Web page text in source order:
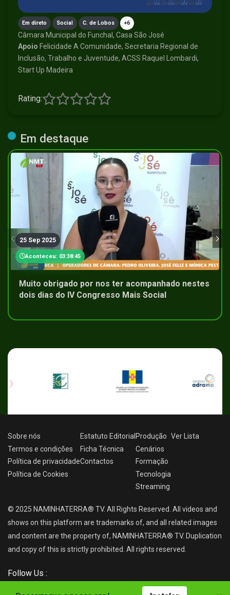
Em direto Social C. de Lobos +6
Câmara Municipal do Funchal, Casa São José
Apoio Felicidade A Comunidade, Secretaria Regional de
Inclusão, Trabalho e Juventude, ACSS Raquel Lombardi,
Start Up Madeira
Rating:
Em destaque
25 Sep 2025
Aconteceu: 03:38:45
Muito obrigado por nos ter acompanhado nestes
dois dias do IV Congresso Mais Social
Sobre nós
Termos e condições
Política de privacidade
Política de Cookies
Estatuto Editorial
Ficha Técnica
Contactos
Produção
Cenários
Formação
Tecnologia
Streaming
Ver Lista
© 2025 NAMINHATERRA® TV. All Rights Reserved. All videos and
shows on this platform are trademarks of, and all related images
and content are the property of, NAMINHATERRA® TV. Duplication
and copy of this is strictly prohibited. All rights reserved.
Follow Us :